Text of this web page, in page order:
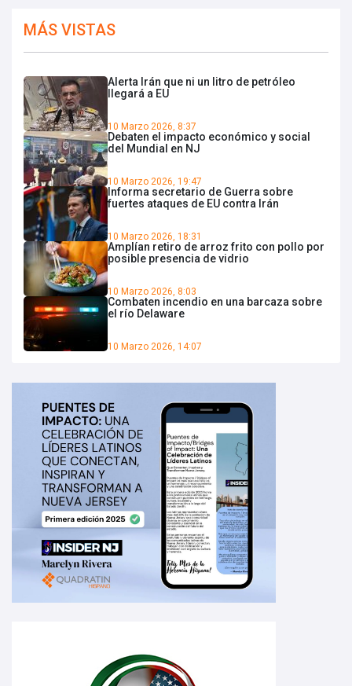
MÁS VISTAS
Alerta Irán que ni un litro de petróleo
llegará a EU
10 Marzo 2026, 8:37
Debaten el impacto económico y social
del Mundial en NJ
10 Marzo 2026, 19:47
Informa secretario de Guerra sobre
fuertes ataques de EU contra Irán
10 Marzo 2026, 18:31
Amplían retiro de arroz frito con pollo por
posible presencia de vidrio
10 Marzo 2026, 8:03
Combaten incendio en una barcaza sobre
el río Delaware
10 Marzo 2026, 14:07